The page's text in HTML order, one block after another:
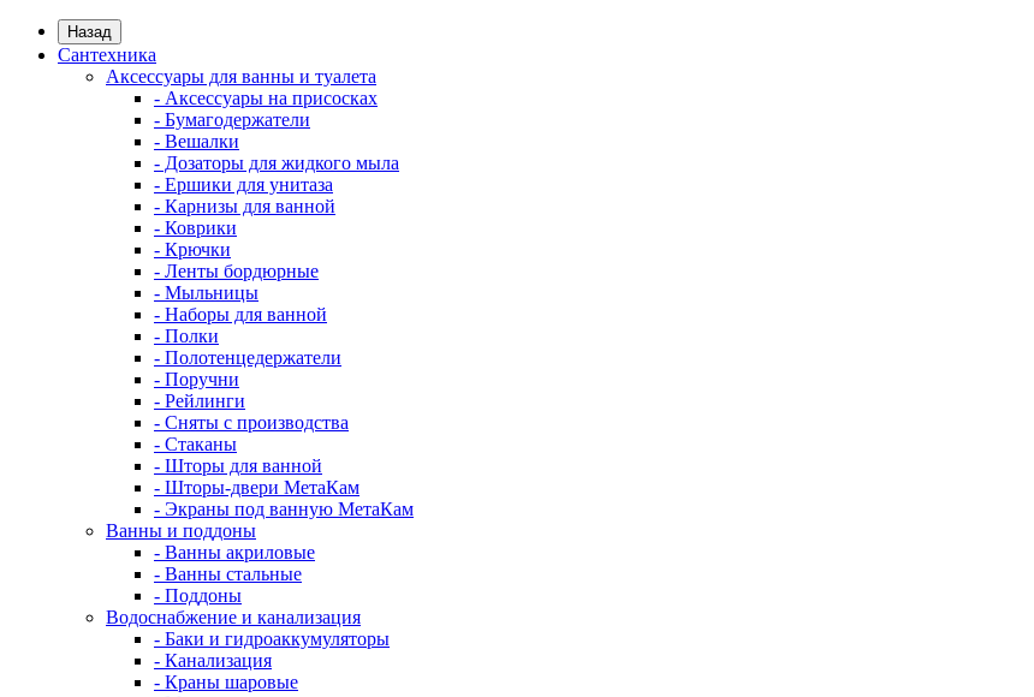
Назад
Сантехника
Аксессуары для ванны и туалета
- Аксессуары на присосках
- Бумагодержатели
- Вешалки
- Дозаторы для жидкого мыла
- Ершики для унитаза
- Карнизы для ванной
- Коврики
- Крючки
- Ленты бордюрные
- Мыльницы
- Наборы для ванной
- Полки
- Полотенцедержатели
- Поручни
- Рейлинги
- Сняты с производства
- Стаканы
- Шторы для ванной
- Шторы-двери МетаКам
- Экраны под ванную МетаКам
Ванны и поддоны
- Ванны акриловые
- Ванны стальные
- Поддоны
Водоснабжение и канализация
- Баки и гидроаккумуляторы
- Канализация
- Краны шаровые